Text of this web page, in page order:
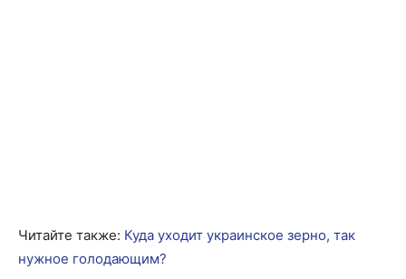
Читайте также: Куда уходит украинское зерно, так
нужное голодающим?